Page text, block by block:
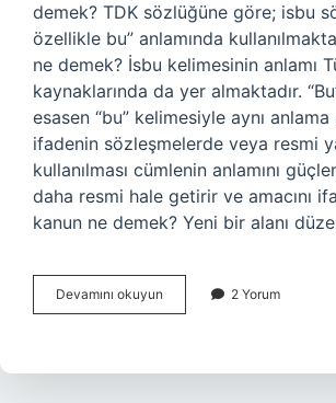
demek? TDK sözlüğüne göre; isbu
özellikle bu” anlamında
ne demek? İsbu kelimesinin anlamı
kaynaklarında da yer almaktadır.
esasen “bu” kelimesiyle aynı
ifadenin sözleşmelerde veya resmi
kullanılması cümlenin anlamını
daha resmi hale getirir ve amacını
kanun ne demek? Yeni bir alanı
Devamını okuyun
Bu
2 Yorum